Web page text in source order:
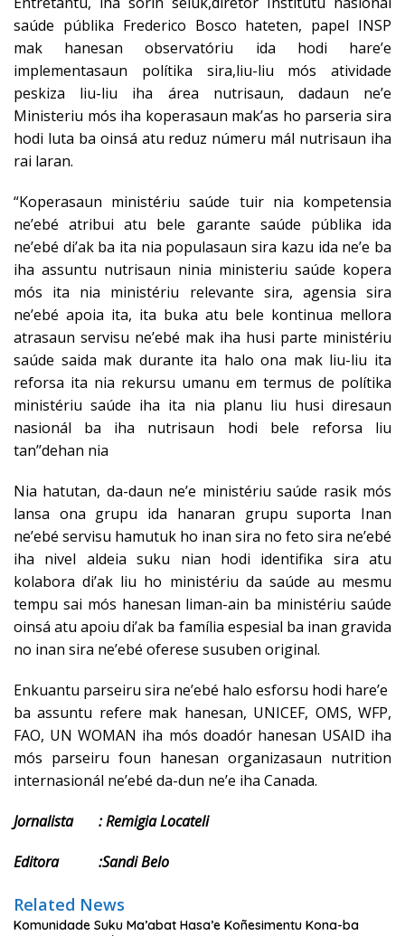
saúde públika Frederico Bosco hateten, papel INSP
mak hanesan observatóriu ida hodi hare’e
implementasaun polítika sira,liu-liu mós atividade
peskiza liu-liu iha área nutrisaun, dadaun ne’e
Ministeriu mós iha koperasaun mak’as ho parseria sira
hodi luta ba oinsá atu reduz númeru mál nutrisaun iha
rai laran.
“Koperasaun ministériu saúde tuir nia kompetensia
ne’ebé atribui atu bele garante saúde públika ida
ne’ebé di’ak ba ita nia populasaun sira kazu ida ne’e ba
iha assuntu nutrisaun ninia ministeriu saúde kopera
mós ita nia ministériu relevante sira, agensia sira
ne’ebé apoia ita, ita buka atu bele kontinua mellora
atrasaun servisu ne’ebé mak iha husi parte ministériu
saúde saida mak durante ita halo ona mak liu-liu ita
reforsa ita nia rekursu umanu em termus de polítika
ministériu saúde iha ita nia planu liu husi diresaun
nasionál ba iha nutrisaun hodi bele reforsa liu
tan’’dehan nia
Nia hatutan, da-daun ne’e ministériu saúde rasik mós
lansa ona grupu ida hanaran grupu suporta Inan
ne’ebé servisu hamutuk ho inan sira no feto sira ne’ebé
iha nivel aldeia suku nian hodi identifika sira atu
kolabora di’ak liu ho ministériu da saúde au mesmu
tempu sai mós hanesan liman-ain ba ministériu saúde
oinsá atu apoiu di’ak ba família espesial ba inan gravida
no inan sira ne’ebé oferese susuben original.
Enkuantu parseiru sira ne’ebé halo esforsu hodi hare’e
ba assuntu refere mak hanesan, UNICEF, OMS, WFP,
FAO, UN WOMAN iha mós doadór hanesan USAID iha
mós parseiru foun hanesan organizasaun nutrition
internasionál ne’ebé da-dun ne’e iha Canada.
Jornalista : Remigia Locateli
Editora :Sandi Belo
Related News
Komunidade Suku Ma’abat Hasa’e Koñesimentu Kona-ba